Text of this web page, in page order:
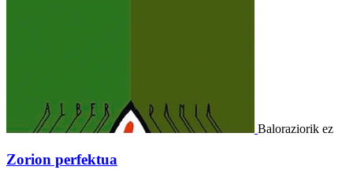
Baloraziorik ez
Zorion perfektua